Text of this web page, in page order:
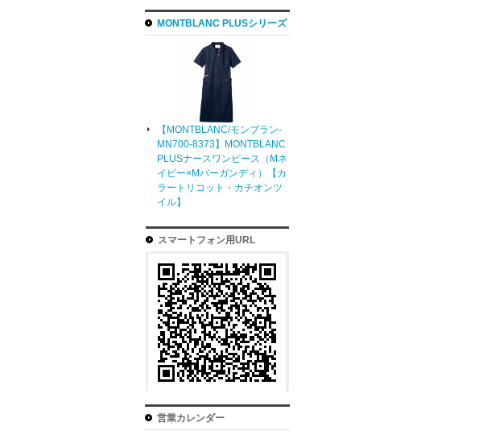
MONTBLANC PLUSシリーズ
【MONTBLANC/モンブラン-
MN700-8373】MONTBLANC
PLUSナースワンピース（Mネ
イビー×Mバーガンディ）【カ
ラートリコット・カチオンツ
イル】
スマートフォン用URL
営業カレンダー